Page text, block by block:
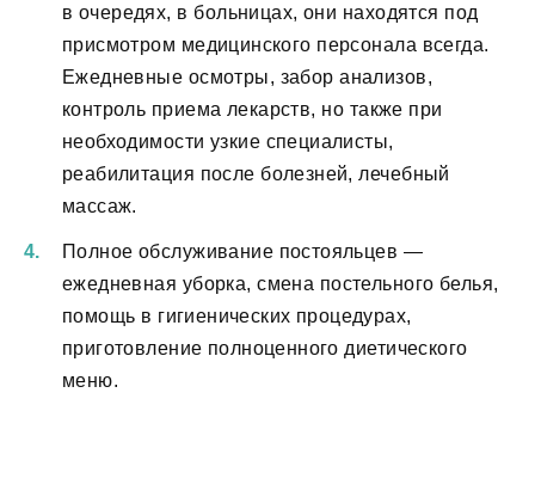
в очередях, в больницах, они находятся под
присмотром медицинского персонала всегда.
Ежедневные осмотры, забор анализов,
контроль приема лекарств, но также при
необходимости узкие специалисты,
реабилитация после болезней, лечебный
массаж.
Полное обслуживание постояльцев —
ежедневная уборка, смена постельного белья,
помощь в гигиенических процедурах,
приготовление полноценного диетического
меню.